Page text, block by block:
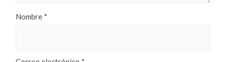
Nombre *